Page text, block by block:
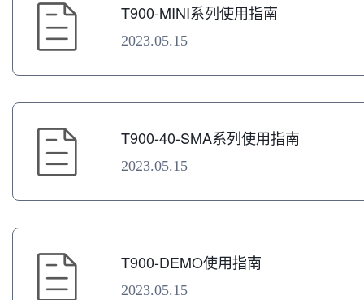
T900-MINI系列使用指南
2023.05.15
T900-40-SMA系列使用指南
2023.05.15
T900-DEMO使用指南
2023.05.15